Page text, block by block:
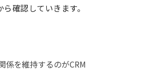
確認していきます。
係を維持するのがCRM